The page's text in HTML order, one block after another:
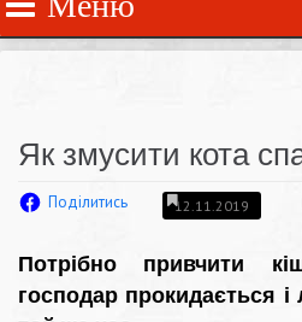
Як змусити кота
Поділитись 12.11.2019
Потрібно привчити
господар прокидається і